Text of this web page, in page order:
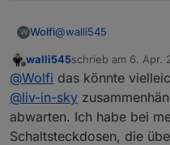
2020-04-05
2020-04-05
W Wolfi@walli545
Habe das Adapter
Bin am testen mit
Was mache ich falsch?
Node.js: v10.18.0
NPM: 6.13.7
Admin 4.0.5
Offline
walli545schrieb am 6. Apr.
zuletzt editiert von
@Wolfi das könnte
@liv-in-sky
abwarten. Ich habe bei
Schaltsteckdosen, die